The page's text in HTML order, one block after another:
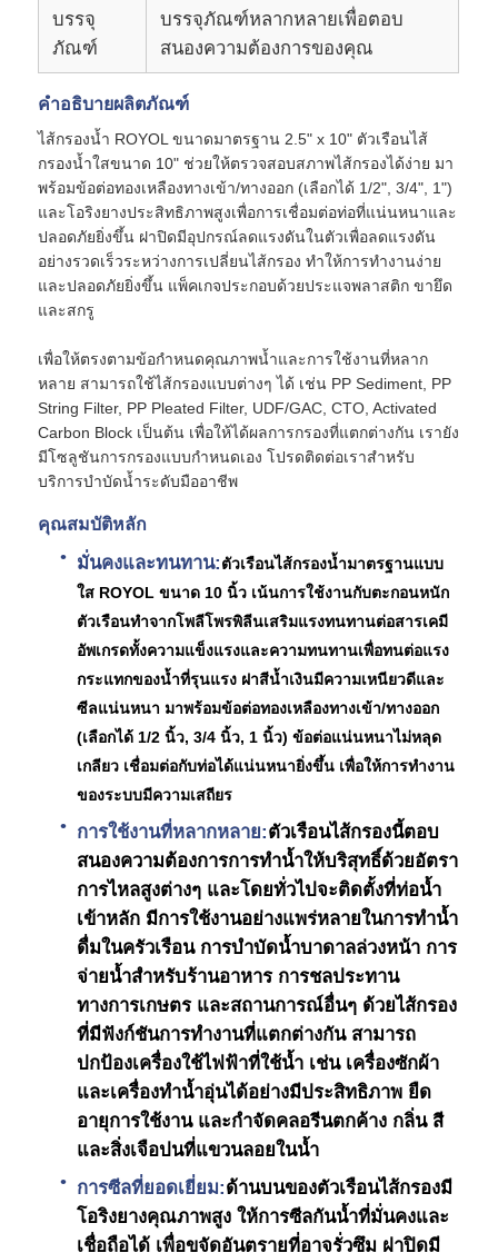
ติดต่อเรา
ข่าว
ระบบ RO
น้ำนุ่มน้ำ
ตัวกรองน้ำ
ไส้กรองน้ำ
เมมเบรน RO ที่อยู่อาศัย
เครื่องฆ่าเชื้อโรคด้วยรังสียูวี
ข้อต่อเชื่อมต่อไส้กรองน้ำ
เมมเบรน RO อุตสาหกรรม
ที่อยู่อาศัยเมมเบรน RO
ถังน้ําอ่อนน้ํา
เรซินแลกเปลี่ยนไอออน
วาล์วควบคุมการกรอง
โซลินอยด์วาล์ว
เกจวัดความดัน
เครื่องวัดการไหล
บรรจุ
ภัณฑ์
บรรจุภัณฑ์หลากหลายเพื่อตอบ
สนองความต้องการของคุณ
คำอธิบายผลิตภัณฑ์
ไส้กรองน้ำ ROYOL ขนาดมาตรฐาน 2.5" x 10" ตัวเรือนไส้
กรองน้ำใสขนาด 10" ช่วยให้ตรวจสอบสภาพไส้กรองได้ง่าย มา
พร้อมข้อต่อทองเหลืองทางเข้า/ทางออก (เลือกได้ 1/2", 3/4", 1")
และโอริงยางประสิทธิภาพสูงเพื่อการเชื่อมต่อท่อที่แน่นหนาและ
ปลอดภัยยิ่งขึ้น ฝาปิดมีอุปกรณ์ลดแรงดันในตัวเพื่อลดแรงดัน
อย่างรวดเร็วระหว่างการเปลี่ยนไส้กรอง ทำให้การทำงานง่าย
และปลอดภัยยิ่งขึ้น แพ็คเกจประกอบด้วยประแจพลาสติก ขายึด
และสกรู
เพื่อให้ตรงตามข้อกำหนดคุณภาพน้ำและการใช้งานที่หลาก
หลาย สามารถใช้ไส้กรองแบบต่างๆ ได้ เช่น PP Sediment, PP
String Filter, PP Pleated Filter, UDF/GAC, CTO, Activated
Carbon Block เป็นต้น เพื่อให้ได้ผลการกรองที่แตกต่างกัน เรายัง
มีโซลูชันการกรองแบบกำหนดเอง โปรดติดต่อเราสำหรับ
บริการบำบัดน้ำระดับมืออาชีพ
คุณสมบัติหลัก
มั่นคงและทนทาน:ตัวเรือนไส้กรองน้ำมาตรฐานแบบ
ใส ROYOL ขนาด 10 นิ้ว เน้นการใช้งานกับตะกอนหนัก
ตัวเรือนทำจากโพลีโพรพิลีนเสริมแรงทนทานต่อสารเคมี
อัพเกรดทั้งความแข็งแรงและความทนทานเพื่อทนต่อแรง
กระแทกของน้ำที่รุนแรง ฝาสีน้ำเงินมีความเหนียวดีและ
ซีลแน่นหนา มาพร้อมข้อต่อทองเหลืองทางเข้า/ทางออก
(เลือกได้ 1/2 นิ้ว, 3/4 นิ้ว, 1 นิ้ว) ข้อต่อแน่นหนาไม่หลุด
เกลียว เชื่อมต่อกับท่อได้แน่นหนายิ่งขึ้น เพื่อให้การทำงาน
ของระบบมีความเสถียร
การใช้งานที่หลากหลาย:ตัวเรือนไส้กรองนี้ตอบ
สนองความต้องการการทำน้ำให้บริสุทธิ์ด้วยอัตรา
การไหลสูงต่างๆ และโดยทั่วไปจะติดตั้งที่ท่อน้ำ
เข้าหลัก มีการใช้งานอย่างแพร่หลายในการทำน้ำ
ดื่มในครัวเรือน การบำบัดน้ำบาดาลล่วงหน้า การ
จ่ายน้ำสำหรับร้านอาหาร การชลประทาน
ทางการเกษตร และสถานการณ์อื่นๆ ด้วยไส้กรอง
ที่มีฟังก์ชันการทำงานที่แตกต่างกัน สามารถ
ปกป้องเครื่องใช้ไฟฟ้าที่ใช้น้ำ เช่น เครื่องซักผ้า
และเครื่องทำน้ำอุ่นได้อย่างมีประสิทธิภาพ ยืด
อายุการใช้งาน และกำจัดคลอรีนตกค้าง กลิ่น สี
และสิ่งเจือปนที่แขวนลอยในน้ำ
การซีลที่ยอดเยี่ยม:ด้านบนของตัวเรือนไส้กรองมี
โอริงยางคุณภาพสูง ให้การซีลกันน้ำที่มั่นคงและ
เชื่อถือได้ เพื่อขจัดอันตรายที่อาจรั่วซึม ฝาปิดมี